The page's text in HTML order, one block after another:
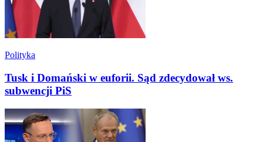
Polityka
Tusk i Domański w euforii. Sąd zdecydował ws.
subwencji PiS